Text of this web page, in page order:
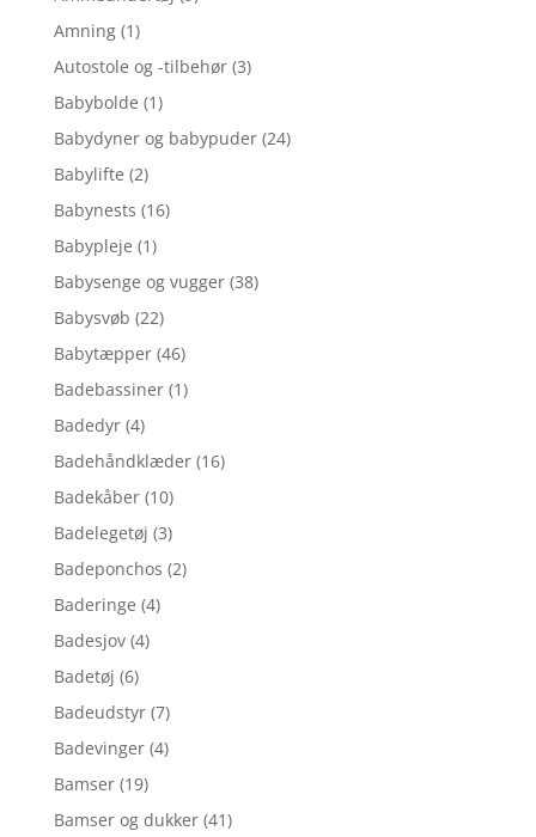
Amning (1)
Autostole og -tilbehør (3)
Babybolde (1)
Babydyner og babypuder (24)
Babylifte (2)
Babynests (16)
Babypleje (1)
Babysenge og vugger (38)
Babysvøb (22)
Babytæpper (46)
Badebassiner (1)
Badedyr (4)
Badehåndklæder (16)
Badekåber (10)
Badelegetøj (3)
Badeponchos (2)
Baderinge (4)
Badesjov (4)
Badetøj (6)
Badeudstyr (7)
Badevinger (4)
Bamser (19)
Bamser og dukker (41)